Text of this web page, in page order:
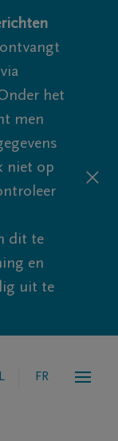
het
men
niet op
dit te
en
uit te
FR